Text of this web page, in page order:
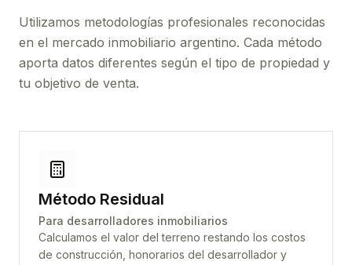
Utilizamos metodologías profesionales reconocidas
en el mercado inmobiliario argentino. Cada método
aporta datos diferentes según el tipo de propiedad y
tu objetivo de venta.
Método Residual
Para desarrolladores inmobiliarios
Calculamos el valor del terreno restando los costos
de construcción, honorarios del desarrollador y